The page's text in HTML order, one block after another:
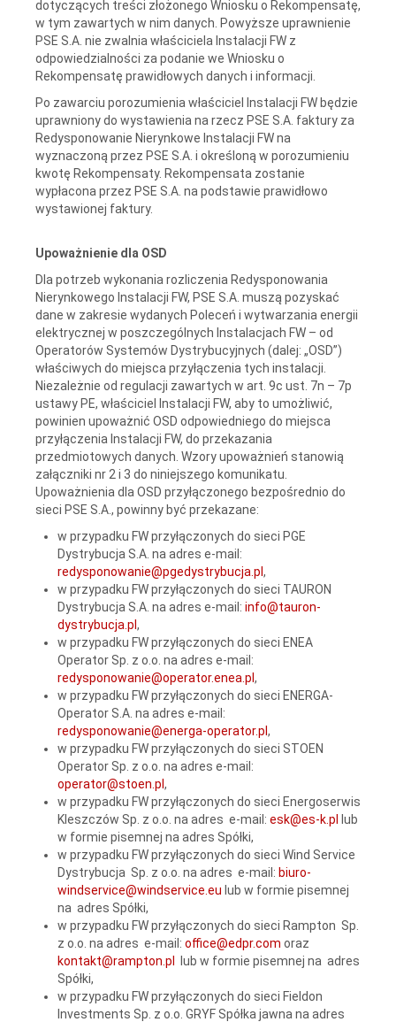
dotyczących treści złożonego Wniosku o Rekompensatę,
w tym zawartych w nim danych. Powyższe uprawnienie
PSE S.A. nie zwalnia właściciela Instalacji FW z
odpowiedzialności za podanie we Wniosku o
Rekompensatę prawidłowych danych i informacji.
Po zawarciu porozumienia właściciel Instalacji FW będzie
uprawniony do wystawienia na rzecz PSE S.A. faktury za
Redysponowanie Nierynkowe Instalacji FW na
wyznaczoną przez PSE S.A. i określoną w porozumieniu
kwotę Rekompensaty. Rekompensata zostanie
wypłacona przez PSE S.A. na podstawie prawidłowo
wystawionej faktury.
Upoważnienie dla OSD
Dla potrzeb wykonania rozliczenia Redysponowania
Nierynkowego Instalacji FW, PSE S.A. muszą pozyskać
dane w zakresie wydanych Poleceń i wytwarzania energii
elektrycznej w poszczególnych Instalacjach FW – od
Operatorów Systemów Dystrybucyjnych (dalej: „OSD”)
właściwych do miejsca przyłączenia tych instalacji.
Niezależnie od regulacji zawartych w art. 9c ust. 7n – 7p
ustawy PE, właściciel Instalacji FW, aby to umożliwić,
powinien upoważnić OSD odpowiedniego do miejsca
przyłączenia Instalacji FW, do przekazania
przedmiotowych danych. Wzory upoważnień stanowią
załączniki nr 2 i 3 do niniejszego komunikatu.
Upoważnienia dla OSD przyłączonego bezpośrednio do
sieci PSE S.A., powinny być przekazane:
w przypadku FW przyłączonych do sieci PGE
Dystrybucja S.A. na adres e-mail:
redysponowanie@pgedystrybucja.pl ,
w przypadku FW przyłączonych do sieci TAURON
Dystrybucja S.A. na adres e-mail: info@tauron-
dystrybucja.pl ,
w przypadku FW przyłączonych do sieci ENEA
Operator Sp. z o.o. na adres e-mail:
redysponowanie@operator.enea.pl ,
w przypadku FW przyłączonych do sieci ENERGA-
Operator S.A. na adres e-mail:
redysponowanie@energa-operator.pl ,
w przypadku FW przyłączonych do sieci STOEN
Operator Sp. z o.o. na adres e-mail:
operator@stoen.pl ,
w przypadku FW przyłączonych do sieci Energoserwis
Kleszczów Sp. z o.o. na adres e-mail: esk@es-k.pl
lub
w formie pisemnej na adres Spółki,
w przypadku FW przyłączonych do sieci Wind Service
Dystrybucja Sp. z o.o. na adres e-mail: biuro-
windservice@windservice.eu lub w formie pisemnej
na adres Spółki,
w przypadku FW przyłączonych do sieci Rampton Sp.
z o.o. na adres e-mail: office@edpr.com oraz
kontakt@rampton.pl
lub w formie pisemnej na adres
Spółki,
w przypadku FW przyłączonych do sieci Fieldon
Investments Sp. z o.o. GRYF Spółka jawna na adres